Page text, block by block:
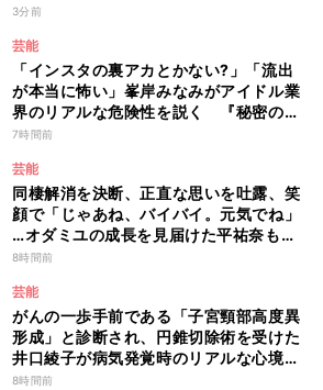
3分前
芸能
「インスタの裏アカとかない?」「流出
が本当に怖い」峯岸みなみがアイドル業
界のリアルな危険性を説く 『秘密のマ
マ園』特別編
7時間前
芸能
同棲解消を決断、正直な思いを吐露、笑
顔で「じゃあね、バイバイ。元気でね」
…オダミユの成長を見届けた平祐奈も思
わず涙 『ガールオアレディ3』
8時間前
芸能
がんの一歩手前である「子宮頸部高度異
形成」と診断され、円錐切除術を受けた
井口綾子が病気発覚時のリアルな心境や
葛藤を語る ABEMAトーク番組『青春
8時間前